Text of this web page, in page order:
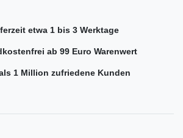
etwa 1 bis 3 Werktage
ab 99 Euro Warenwert
1 Million zufriedene Kunden